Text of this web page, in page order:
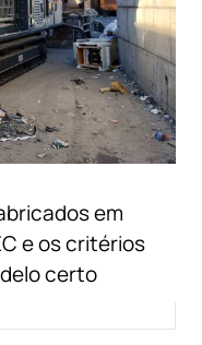
em
e os critérios
certo